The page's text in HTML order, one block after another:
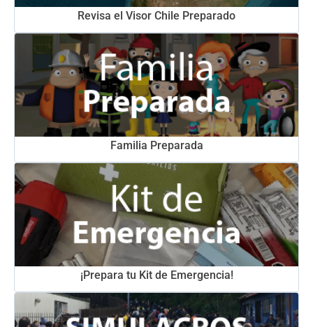
Revisa el Visor Chile Preparado
Familia Preparada
¡Prepara tu Kit de Emergencia!